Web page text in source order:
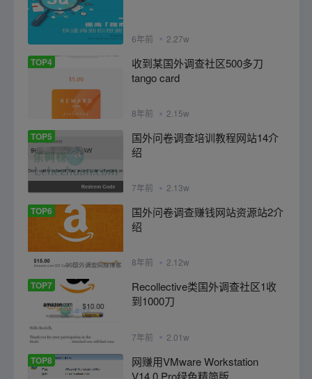
6年前 2.27w
TOP4
收到某国外调查社区500多刀
tango card
8年前 2.15w
TOP5
国外问卷调查培训教程网站14介
绍
7年前 2.13w
TOP6
国外问卷调查赚钱网站资源站2介
绍
8年前 2.12w
TOP7
Recollective类国外调查社区1收
到1000刀
7年前 2.01w
TOP8
网赚用VMware Workstation
V14.0 Pro绿色精简版